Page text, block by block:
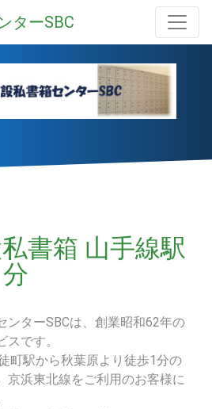
ターSBC
書箱 山手線駅
ンターSBCは、創業昭和62年の
です。
町駅から秋葉原より徒歩1分の
京浜東北線をご利用のお客様に